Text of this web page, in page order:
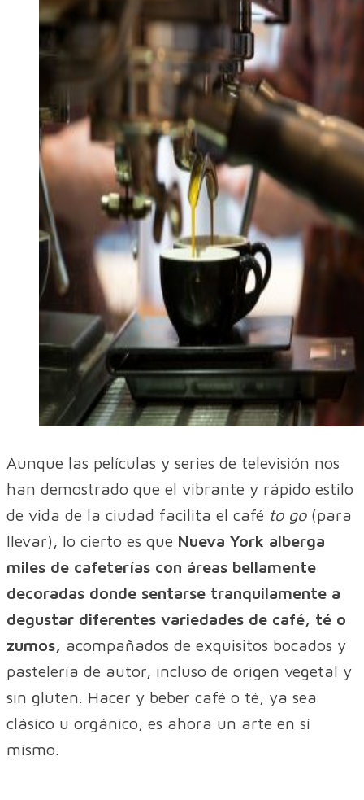
Aunque las películas y series de televisión nos
han demostrado que el vibrante y rápido estilo
de vida de la ciudad facilita el café to go(para
llevar), lo cierto es que Nueva York alberga
miles de cafeterías con áreas bellamente
decoradas donde sentarse tranquilamente a
degustar diferentes variedades de café, té o
zumos, acompañados de exquisitos bocados y
pastelería de autor, incluso de origen vegetal y
sin gluten. Hacer y beber café o té, ya sea
clásico u orgánico, es ahora un arte en sí
mismo.